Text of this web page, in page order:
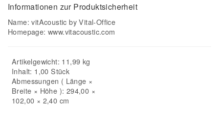
Informationen zur Produktsicherheit
Name: vitAcoustic by Vital-Office
Homepage:www.vitacoustic.com
Artikelgewicht: 11,99 kg
Inhalt: 1,00 Stück
Abmessungen ( Länge ×
Breite × Höhe ): 294,00 ×
102,00 × 2,40 cm